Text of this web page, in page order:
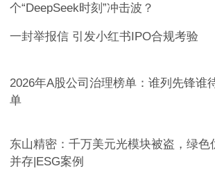
个“DeepSeek时刻”冲击波？
一封举报信 引发小红书IPO合规考验
2026年A股公司治理榜单：谁列先锋谁
单
东山精密：千万美元光模块被盗，绿色
并存|ESG案例